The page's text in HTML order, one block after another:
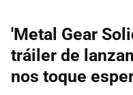
'Metal Gear
tráiler de
nos toque